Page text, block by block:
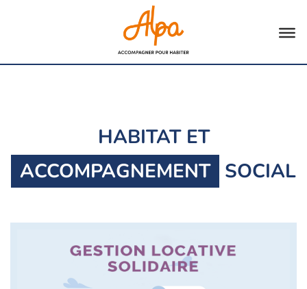
HABITAT ET
ACCOMPAGNEMENT SOCIAL